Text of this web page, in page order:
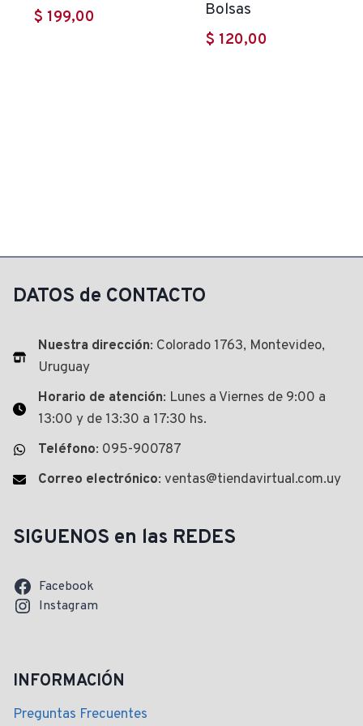
$ 199,00
Bolsas
$ 120,00
DATOS de CONTACTO
Nuestra dirección: Colorado 1763, Montevideo,
Uruguay
Horario de atención: Lunes a Viernes de 9:00 a
13:00 y de 13:30 a 17:30 hs.
Teléfono: 095-900787
Correo electrónico: ventas@tiendavirtual.com.uy
SIGUENOS en las REDES
Facebook
Instagram
INFORMACIÓN
Preguntas Frecuentes